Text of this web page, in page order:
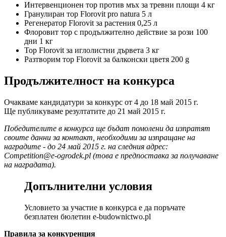
Интервенционен тор против мъх за тревни площи 4 кг
Гранулиран тор Florovit pro natura 5 л
Регенератор Florovit за растения 0,25 л
Флоровит тор с продължително действие за рози 100
дни 1 кг
Тор Florovit за иглолистни дървета 3 кг
Разтворим тор Florovit за балконски цветя 200 g
Продължителност на конкурса
Очакваме кандидатури за конкурс от 4 до 18 май 2015 г.
Ще публикуваме резултатите до 21 май 2015 г.
Победителите в конкурса ще бъдат помолени да изпратят
своите данни за контакт, необходими за изпращане на
наградите - до 24 май 2015 г. на следния адрес:
Competition@e-ogrodek.pl (това е предпоставка за получаване
на наградата).
Допълнителни условия
Условието за участие в конкурса е да поръчате
безплатен бюлетин e-budownictwo.pl
Правила за конкуренция